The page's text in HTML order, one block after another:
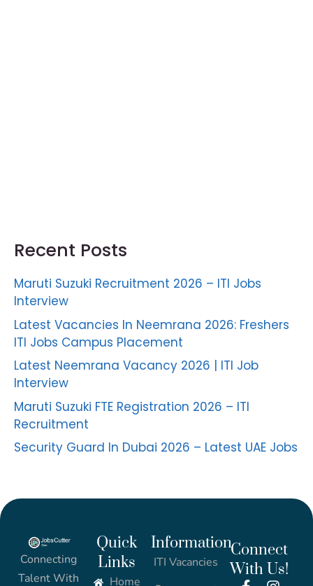
Recent Posts
Maruti Suzuki Recruitment 2026 – ITI Jobs
Interview
Latest Vacancies In Neemrana 2026: Freshers
ITI Jobs Campus Placement
Latest Neemrana Vacancy 2026 | ITI Job
Interview
Maruti Suzuki FTE Registration 2026 – ITI
Recruitment
Security Guard In Dubai 2026 – Latest UAE Jobs
Connecting
Talent With
Quick
Links
Home
Information
ITI Vacancies
Connect
With Us!